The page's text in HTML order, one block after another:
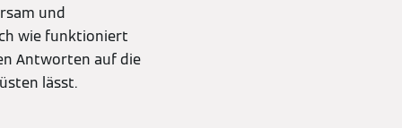
und
wie funktioniert
Antworten auf die
lässt.